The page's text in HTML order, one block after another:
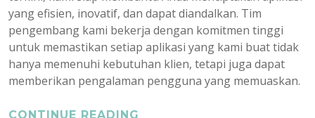
yang efisien, inovatif, dan dapat diandalkan. Tim
pengembang kami bekerja dengan komitmen tinggi
untuk memastikan setiap aplikasi yang kami buat tidak
hanya memenuhi kebutuhan klien, tetapi juga dapat
memberikan pengalaman pengguna yang memuaskan.
CONTINUE READING